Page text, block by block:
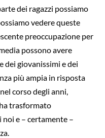
dei ragazzi possiamo
vedere queste
preoccupazione per
possono avere
dei giovanissimi e dei
più ampia in risposta
corso degli anni,
trasformato
e – certamente –